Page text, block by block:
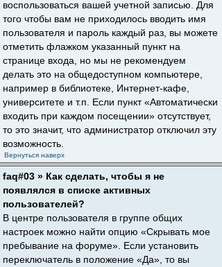
воспользоваться вашей учетной записью. Для
того чтобы вам не приходилось вводить имя
пользователя и пароль каждый раз, вы можете
отметить флажком указанный пункт на
странице входа, но мы не рекомендуем
делать это на общедоступном компьютере,
например в библиотеке, Интернет-кафе,
университете и т.п. Если пункт «Автоматически
входить при каждом посещении» отсутствует,
то это значит, что администратор отключил эту
возможность.
Вернуться наверх
faq#03 » Как сделать, чтобы я не
появлялся в списке активных
пользователей?
В центре пользователя в группе общих
настроек можно найти опцию «Скрывать мое
пребывание на форуме». Если установить
переключатель в положение «Да», то вы